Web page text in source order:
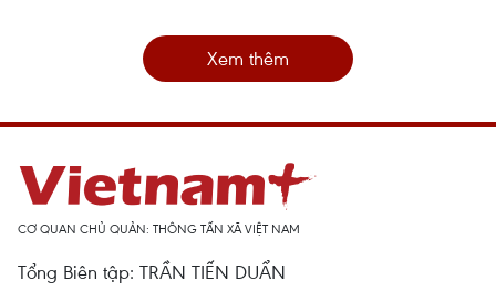
Xem thêm
CƠ QUAN CHỦ QUẢN: THÔNG TẤN XÃ VIỆT NAM
Tổng Biên tập: TRẦN TIẾN DUẨN